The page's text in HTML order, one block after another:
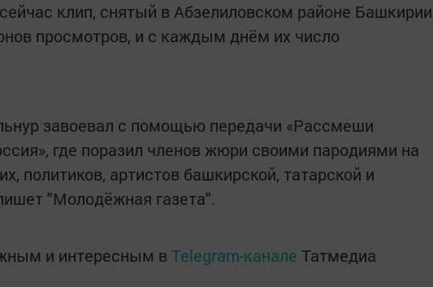
клип, снятый в Абзелиловском районе
просмотров, и с каждым днём их число
завоевал с помощью передачи «Рассмеши
где поразил членов жюри своими пародиями на
политиков, артистов башкирской, татарской и
"Молодёжная газета".
и интересным в Telegram-канале Татмедиа